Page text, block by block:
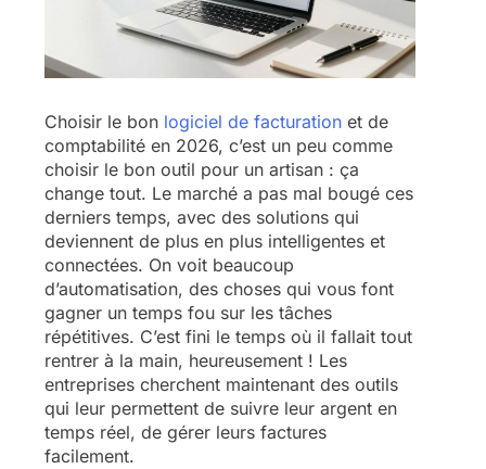
Choisir le bon logiciel de facturationet de
comptabilité en 2026, c’est un peu comme
choisir le bon outil pour un artisan : ça
change tout. Le marché a pas mal bougé ces
derniers temps, avec des solutions qui
deviennent de plus en plus intelligentes et
connectées. On voit beaucoup
d’automatisation, des choses qui vous font
gagner un temps fou sur les tâches
répétitives. C’est fini le temps où il fallait tout
rentrer à la main, heureusement ! Les
entreprises cherchent maintenant des outils
qui leur permettent de suivre leur argent en
temps réel, de gérer leurs factures
facilement.